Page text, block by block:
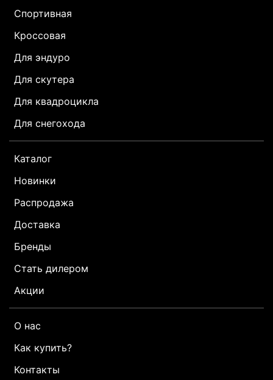
Спортивная
Кроссовая
Для эндуро
Для скутера
Для квадроцикла
Для снегохода
Каталог
Новинки
Распродажа
Доставка
Бренды
Стать дилером
Акции
О нас
Как купить?
Контакты